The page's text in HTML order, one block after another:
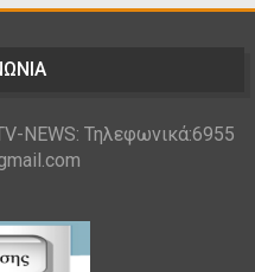
NEWS: Τηλεφωνικά:6955